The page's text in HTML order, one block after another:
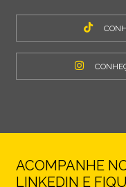
ACOMPANHE
LINKEDIN E